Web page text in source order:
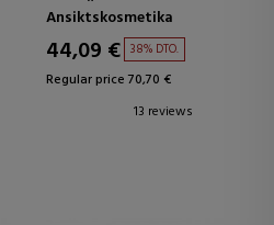
RENGÖRINGSOLJA
Ansiktskosmetika
44,09 € 38% DTO.
Regular price 70,70 €
13 reviews